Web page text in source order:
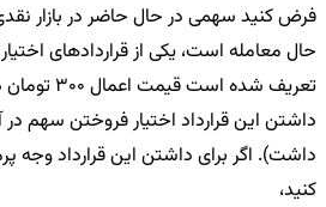
حال معامله است، یکی از قراردادهای
تعریف شده
داشتن این قرارداد اختیار فروختن سهم
داشت). اگر
کنید،